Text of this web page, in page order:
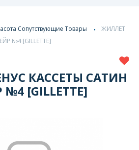
Сопутствующие Товары
ЖИЛЛЕТ
№4 [GILLETTE]
КАССЕТЫ САТИН
[GILLETTE]